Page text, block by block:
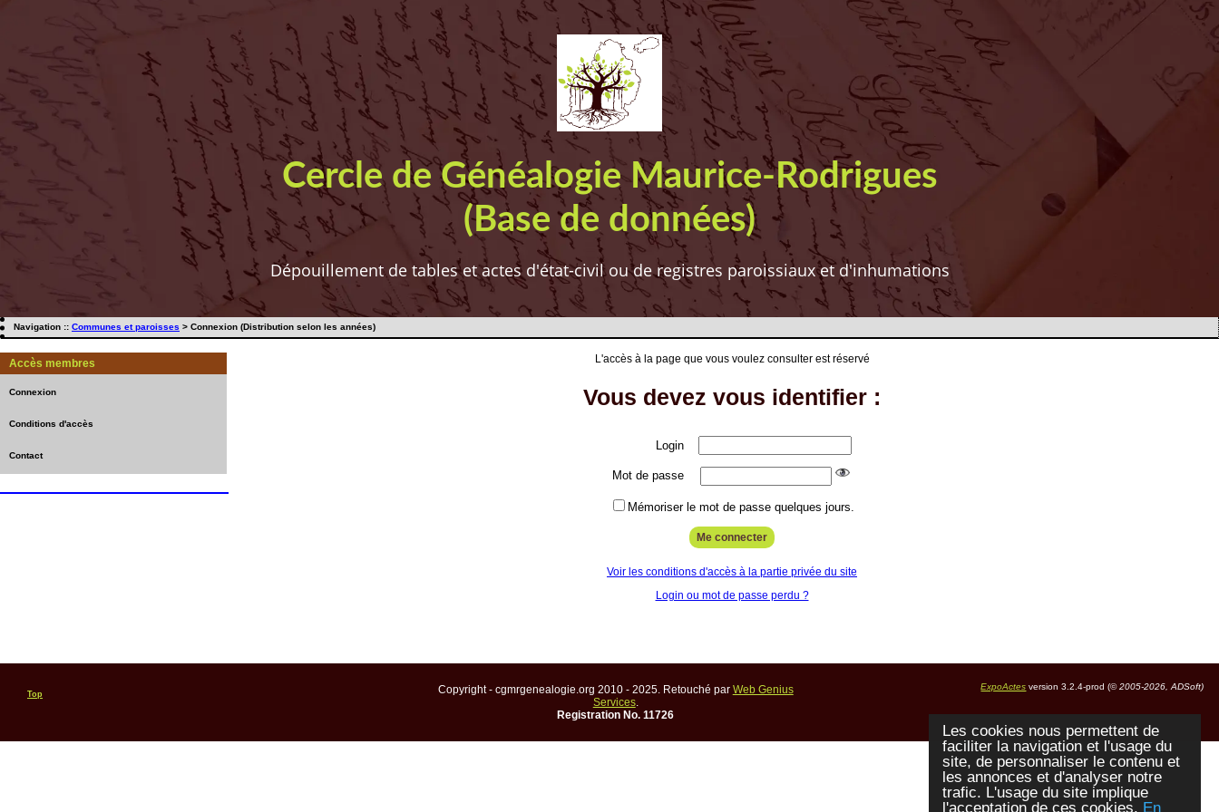
Les cookies nous permettent de
faciliter la navigation et l'usage du
site, de personnaliser le contenu et
les annonces et d'analyser notre
trafic. L'usage du site implique
l'acceptation de ces cookies. En
Cercle de Généalogie Maurice-Rodrigues
(Base de données)
Dépouillement de tables et actes d'état-civil ou de registres paroissiaux et d'inhumations
Navigation :: Communes et paroisses > Connexion (Distribution selon les années)
Accès membres
Connexion
Conditions d'accès
Contact
L'accès à la page que vous voulez consulter est réservé
Vous devez vous identifier :
Login
Mot de passe
Mémoriser le mot de passe quelques jours.
Voir les conditions d'accès à la partie privée du site
Login ou mot de passe perdu ?
Top Copyright - cgmrgenealogie.org 2010 - 2025. Retouché par Web Genius
Services.
Registration No. 11726
ExpoActes version 3.2.4-prod (©2005-2026, ADSoft)